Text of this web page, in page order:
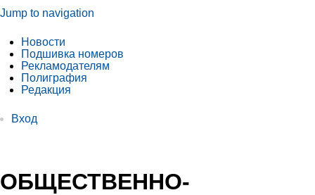
Jump to navigation
Новости
Подшивка номеров
Рекламодателям
Полиграфия
Редакция
Вход
ОБЩЕСТВЕННО-